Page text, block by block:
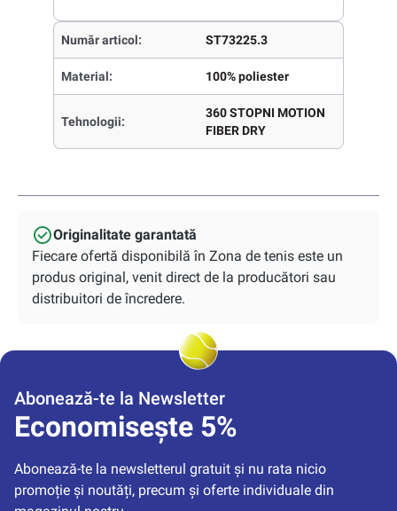
Număr articol: ST73225.3
Material: 100% poliester
Tehnologii:
360 STOPNI MOTION
FIBER DRY
Originalitate garantată
Fiecare ofertă disponibilă în Zona de tenis este un
produs original, venit direct de la producători sau
distribuitori de încredere.
Abonează-te la Newsletter
Economisește 5%
Abonează-te la newsletterul gratuit și nu rata nicio
promoție și noutăți, precum și oferte individuale din